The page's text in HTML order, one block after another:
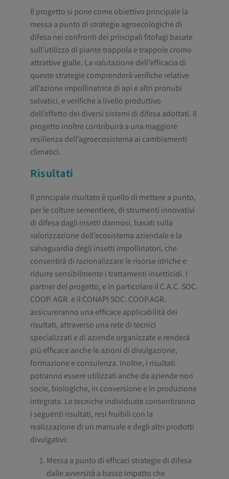
Il progetto si pone come obiettivo principale la
messa a punto di strategie agroecologiche di
difesa nei confronti dei principali fitofagi basate
sull’utilizzo di piante trappola e trappole cromo
attrattive gialle. La valutazione dell’efficacia di
queste strategie comprenderà verifiche relative
all’azione impollinatrice di api e altri pronubi
selvatici, e verifiche a livello produttivo
dell’effetto dei diversi sistemi di difesa adottati. Il
progetto inoltre contribuirà a una maggiore
resilienza dell’agroecosistema ai cambiamenti
climatici.
Risultati
Il principale risultato è quello di mettere a punto,
per le colture sementiere, di strumenti innovativi
di difesa dagli insetti dannosi, basati sulla
valorizzazione dell’ecosistema aziendale e la
salvaguardia degli insetti impollinatori, che
consentirà di razionalizzare le risorse idriche e
ridurre sensibilmente i trattamenti insetticidi. I
partner del progetto, e in particolare il C.A.C. SOC.
COOP. AGR. e il CONAPI SOC. COOP.AGR.
assicureranno una efficace applicabilità dei
risultati, attraverso una rete di tecnici
specializzati e di aziende organizzate e renderà
più efficace anche le azioni di divulgazione,
formazione e consulenza. Inoltre, i risultati
potranno essere utilizzati anche da aziende non
socie, biologiche, in conversione e in produzione
integrata. Le tecniche individuate consentiranno
i seguenti risultati, resi fruibili con la
realizzazione di un manuale e degli altri prodotti
divulgativi:
Messa a punto di efficaci strategie di difesa
dalle avversità a basso impatto che